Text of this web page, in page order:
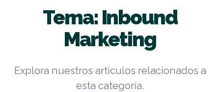
Tema: Inbound
Marketing
Explora nuestros artículos relacionados a
esta categoría.